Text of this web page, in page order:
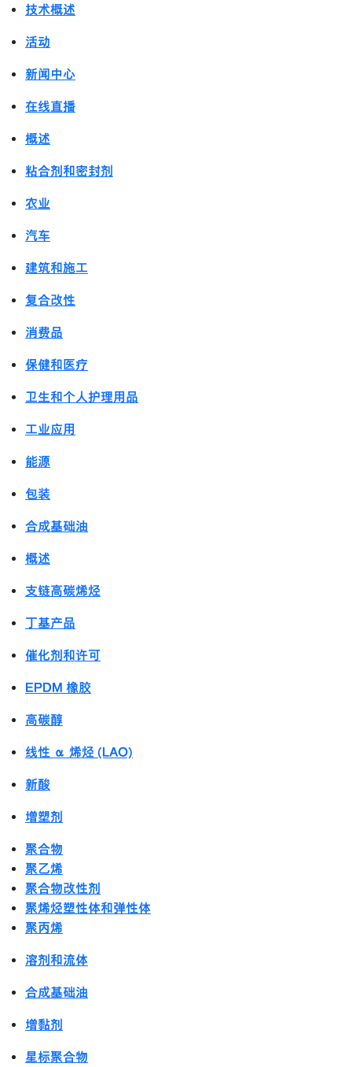
技术概述
活动
新闻中心
在线直播
概述
粘合剂和密封剂
农业
汽车
建筑和施工
复合改性
消费品
保健和医疗
卫生和个人护理用品
工业应用
能源
包装
合成基础油
概述
支链高碳烯烃
丁基产品
催化剂和许可
EPDM 橡胶
高碳醇
线性 α 烯烃 (LAO)
新酸
增塑剂
聚合物
聚乙烯
聚合物改性剂
聚烯烃塑性体和弹性体
聚丙烯
溶剂和流体
合成基础油
增黏剂
星标聚合物